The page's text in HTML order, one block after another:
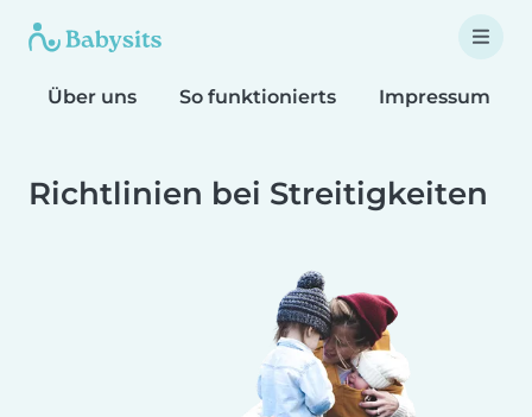
Über uns So funktionierts Impressum
Richtlinien bei Streitigkeiten